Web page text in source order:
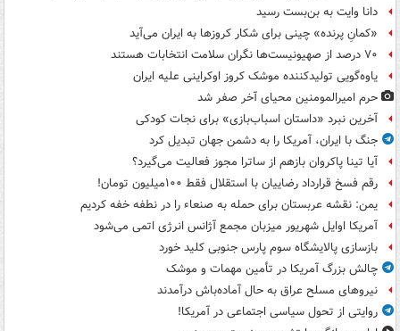
دانا وایت به بن‌بست رسید
«کمانِ پرنده» چینی برای شکار کروزها به ایران می‌آید
۷۰ درصد از صهیونیست‌ها نگران سلامت انتخابات هستند
یاوه‌گویی تولیدکننده موشک کروز اوکراینی علیه ایران
حرم امیرالمومنین محیای آخر صفر شد
آخرین نبرد «داستان اسباب‌بازی» برای نجات کودکی
جنگ با ایران، آمریکا را به دشمن جهان تبدیل کرد
آیا تینا پاکروان بازهم از ساترا مجوز فعالیت می‌گیرد؟
رقم فسخ قرارداد رضاییان با استقلال فقط ۱۰۰میلیون تومان!
یمن: نقشه عربستان برای حمله به صنعاء را در نطفه خفه کردیم
آمریکا اوایل شهریور میزبان مجمع آژانس انرژی اتمی می‌شود
بازسازی پالایشگاه سوم پارس جنوبی کلید خورد
چالش بزرگ آمریکا در تأمین مهمات و موشک
نیروهای مسلح عراق به حال آماده‌باش درآمدند
روایتی از تحول سیاسی اجتماعی در آمریکا!